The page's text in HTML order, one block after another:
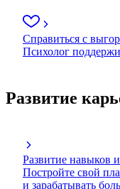
Справиться с
Психолог
Развитие
Развитие навыков
Постройте свой
и зарабатывать